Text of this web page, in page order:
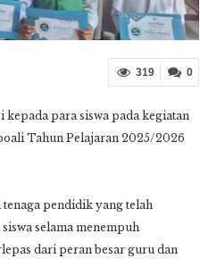
0
319
para siswa pada kegiatan
Tahun Pelajaran 2025/2026
pendidik yang telah
selama menempuh
dari peran besar guru dan